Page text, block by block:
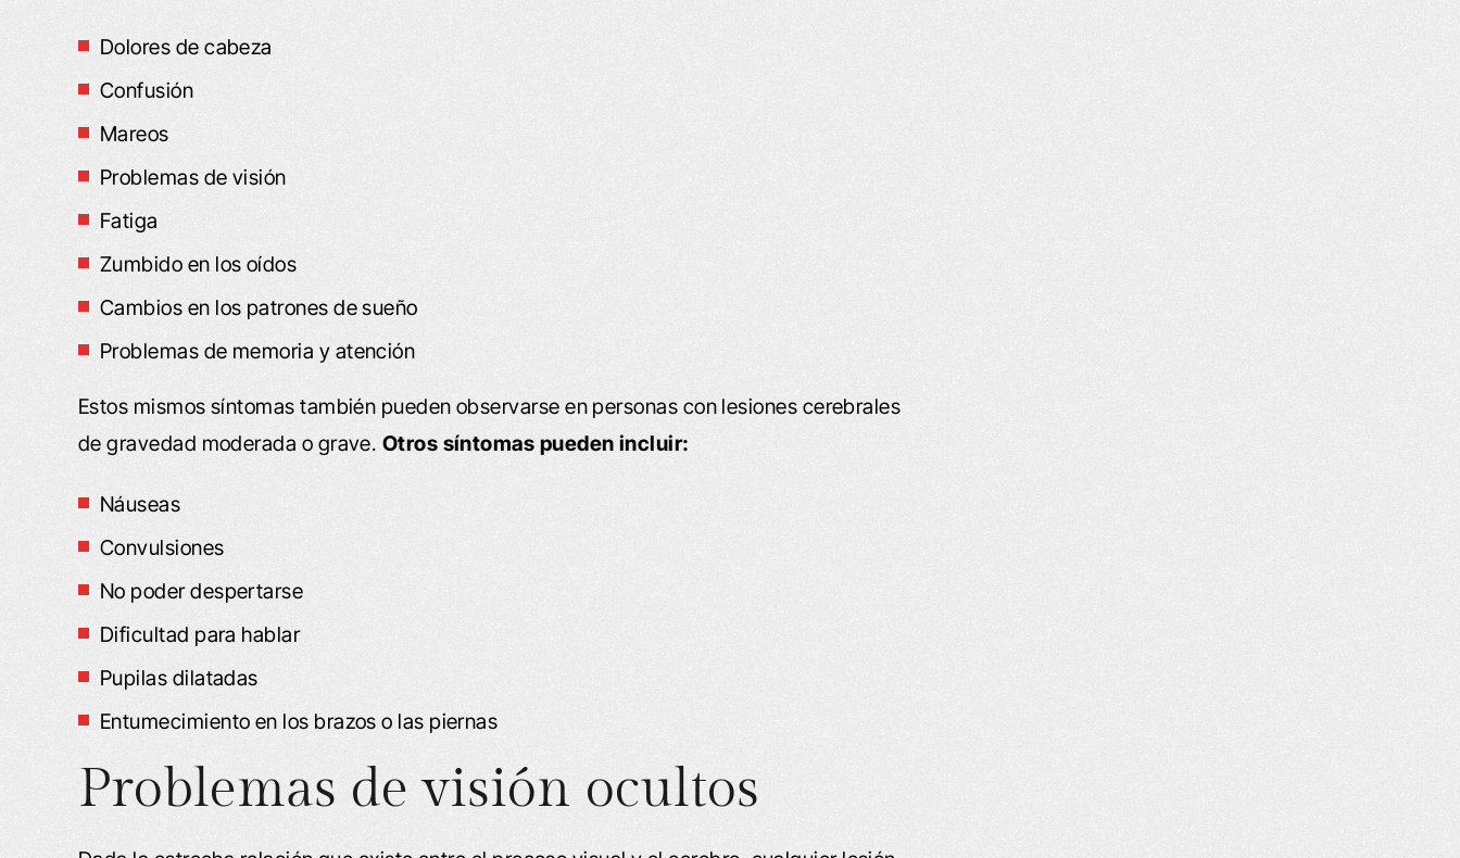
Dolores de cabeza
Confusión
Mareos
Problemas de visión
Fatiga
Zumbido en los oídos
Cambios en los patrones de sueño
Problemas de memoria y atención
Estos mismos síntomas también pueden observarse en personas con lesiones cerebrales
de gravedad moderada o grave. Otros síntomas pueden incluir:
Náuseas
Convulsiones
No poder despertarse
Dificultad para hablar
Pupilas dilatadas
Entumecimiento en los brazos o las piernas
Problemas de visión ocultos